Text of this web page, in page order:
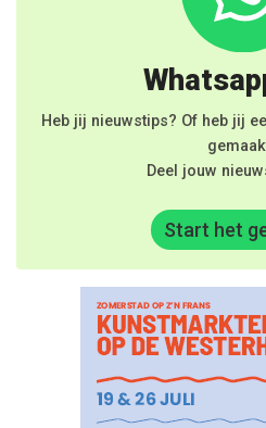
Heb jij nieuwstips? Of heb jij
Deel jouw
Start het